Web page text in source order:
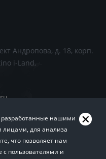
нашими
лицами, для анализа
что позволяет нам
с пользователями и
Андропова, д. 18, корп.
i-Land,